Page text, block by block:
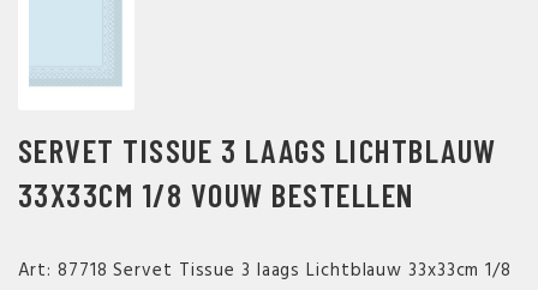
SERVET TISSUE 3 LAAGS LICHTBLAUW
33X33CM 1/8 VOUW BESTELLEN
Art: 87718 Servet Tissue 3 laags Lichtblauw 33x33cm 1/8